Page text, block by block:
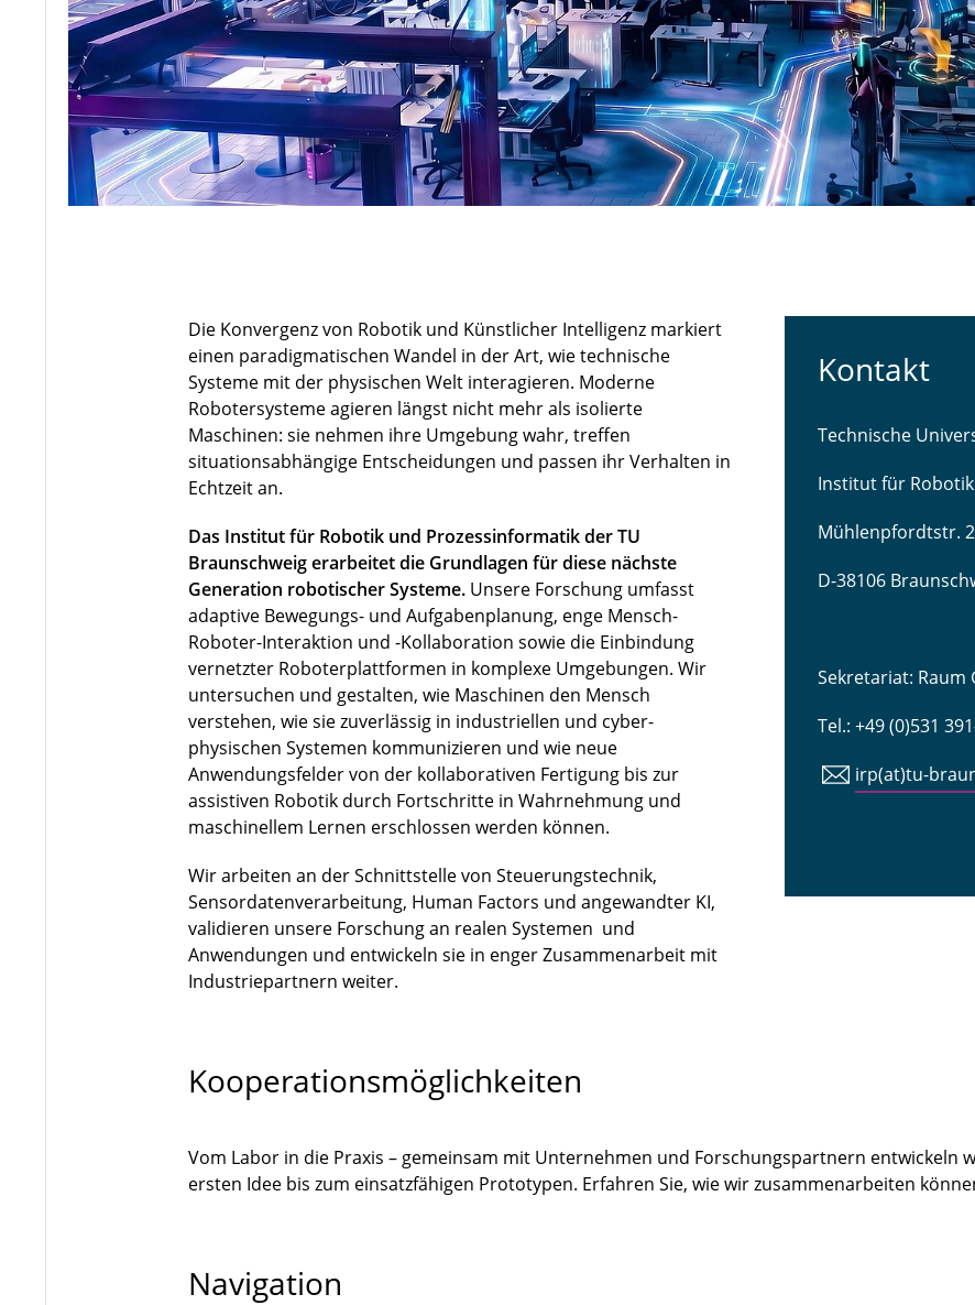
Die Konvergenz von Robotik und Künstlicher Intelligenz markiert
einen paradigmatischen Wandel in der Art, wie technische
Systeme mit der physischen Welt interagieren. Moderne
Robotersysteme agieren längst nicht mehr als isolierte
Maschinen: sie nehmen ihre Umgebung wahr, treffen
situationsabhängige Entscheidungen und passen ihr Verhalten in
Echtzeit an.
Das Institut für Robotik und Prozessinformatik der TU
Braunschweig erarbeitet die Grundlagen für diese nächste
Generation robotischer Systeme.Unsere Forschung umfasst
adaptive Bewegungs- und Aufgabenplanung, enge Mensch-
Roboter-Interaktion und -Kollaboration sowie die Einbindung
vernetzter Roboterplattformen in komplexe Umgebungen. Wir
untersuchen und gestalten, wie Maschinen den Mensch
verstehen, wie sie zuverlässig in industriellen und cyber-
physischen Systemen kommunizieren und wie neue
Anwendungsfelder von der kollaborativen Fertigung bis zur
assistiven Robotik durch Fortschritte in Wahrnehmung und
maschinellem Lernen erschlossen werden können.
Wir arbeiten an der Schnittstelle von Steuerungstechnik,
Sensordatenverarbeitung, Human Factors und angewandter KI,
validieren unsere Forschung an realen Systemen und
Anwendungen und entwickeln sie in enger Zusammenarbeit mit
Industriepartnern weiter.
Kontakt
Technische
Institut für
Mühlenpfordtstr.
D-38106
Sekretariat: Raum
Tel.: +49 (0)531
irp(at)tu-
Kooperationsmöglichkeiten
Vom Labor in die Praxis – gemeinsam mit Unternehmen und Forschungspartnern entwickeln
ersten Idee bis zum einsatzfähigen Prototypen. Erfahren Sie, wie wir zusammenarbeiten
Navigation